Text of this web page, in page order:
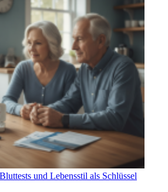
und Lebensstil als Schlüssel